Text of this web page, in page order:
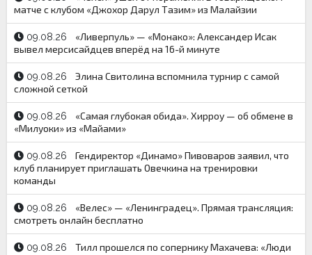
матче с клубом «Джохор Дарул Тазим» из Малайзии
09.08.26
«Ливерпуль» — «Монако»: Александер Исак
вывел мерсисайдцев вперёд на 16-й минуте
09.08.26
Элина Свитолина вспомнила турнир с самой
сложной сеткой
09.08.26
«Самая глубокая обида». Хирроу — об обмене в
«Милуоки» из «Майами»
09.08.26
Гендиректор «Динамо» Пивоваров заявил, что
клуб планирует приглашать Овечкина на тренировки
команды
09.08.26
«Велес» — «Ленинградец». Прямая трансляция:
смотреть онлайн бесплатно
09.08.26
Тилл прошелся по сопернику Махачева: «Люди